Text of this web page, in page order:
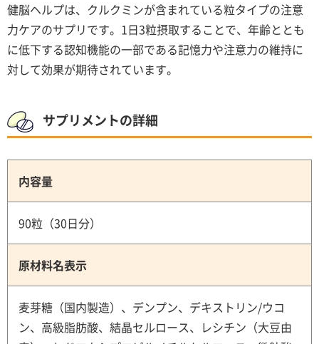
健脳ヘルプは、クルクミンが含まれている粒タイプの注意
力ケアのサプリです。1日3粒摂取することで、年齢ととも
に低下する認知機能の一部である記憶力や注意力の維持に
対して効果が期待されています。
サプリメントの詳細
内容量
90粒（30日分）
原材料名表示
麦芽糖（国内製造）、デンプン、デキストリン/ウコ
ン、高級脂肪酸、結晶セルロース、レシチン（大豆由